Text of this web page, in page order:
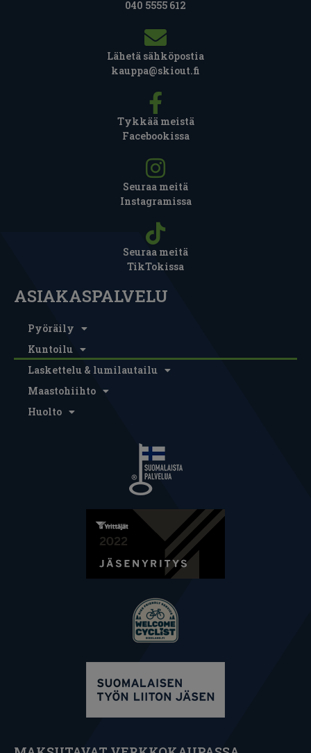
040 5555 612
Lähetä sähköpostia
kauppa@skiout.fi
Tykkää meistä
Facebookissa
Seuraa meitä
Instagramissa
Seuraa meitä
TikTokissa
ASIAKASPALVELU
Pyöräily
Kuntoilu
Laskettelu & lumilautailu
Maastohiihto
Huolto